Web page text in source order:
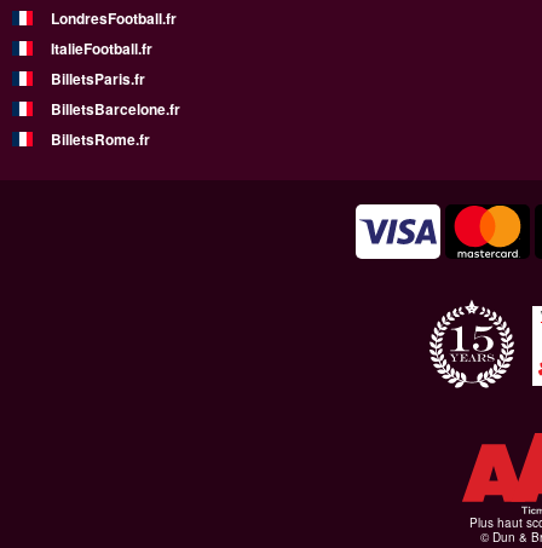
LondresFootball.fr
ItalieFootball.fr
BilletsParis.fr
BilletsBarcelone.fr
BilletsRome.fr
Plus haut
© Dun &